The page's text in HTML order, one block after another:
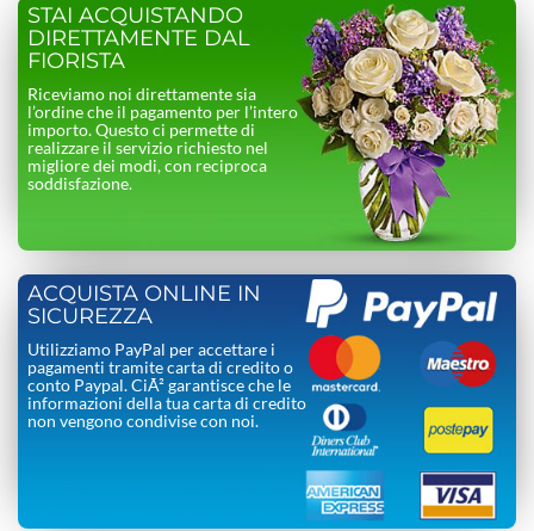
STAI ACQUISTANDO
DIRETTAMENTE DAL
FIORISTA
Riceviamo noi direttamente sia
l’ordine che il pagamento per l’intero
importo. Questo ci permette di
realizzare il servizio richiesto nel
migliore dei modi, con reciproca
soddisfazione.
ACQUISTA ONLINE IN
SICUREZZA
Utilizziamo PayPal per accettare i
pagamenti tramite carta di credito o
conto Paypal. CiÃ² garantisce che le
informazioni della tua carta di credito
non vengono condivise con noi.